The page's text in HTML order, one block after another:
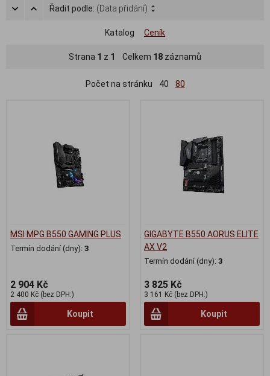
Řadit podle: (Data přidání)
Katalog Ceník
Strana 1 z 1 Celkem 18 záznamů
Počet na stránku 40 80
MSI MPG B550 GAMING PLUS
Termín dodání (dny): 3
2 904 Kč
2 400 Kč (bez DPH:)
Koupit
GIGABYTE B550 AORUS ELITE
AX V2
Termín dodání (dny): 3
3 825 Kč
3 161 Kč (bez DPH:)
Koupit